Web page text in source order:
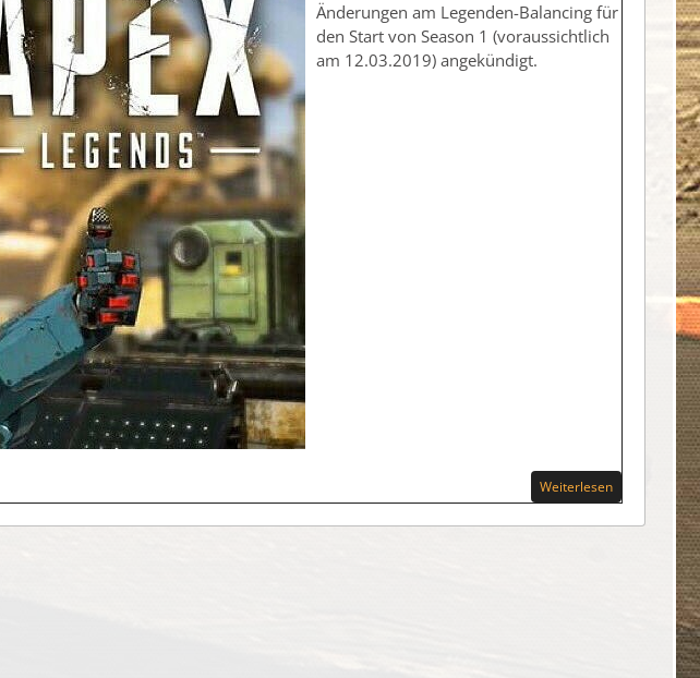
Änderungen am Legenden-Balancing für
den Start von Season 1 (voraussichtlich
am 12.03.2019) angekündigt.
Weiterlesen